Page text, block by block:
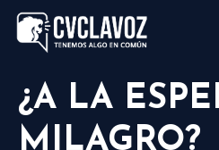
¿A LA
MILAGRO?